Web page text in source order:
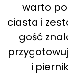
warto
ciasta i
gość
i